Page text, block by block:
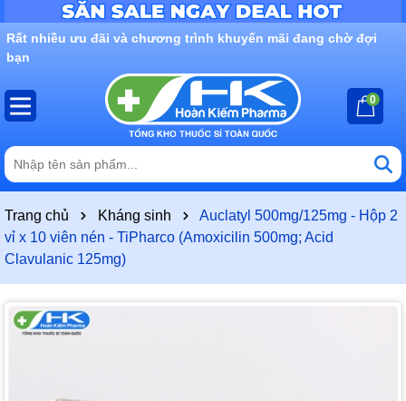
Rất nhiều ưu đãi và chương trình khuyến mãi đang chờ đợi
bạn
0
Trang chủ Kháng sinh
Auclatyl 500mg/125mg - Hộp 2
vỉ x 10 viên nén - TiPharco (Amoxicilin 500mg; Acid
Clavulanic 125mg)